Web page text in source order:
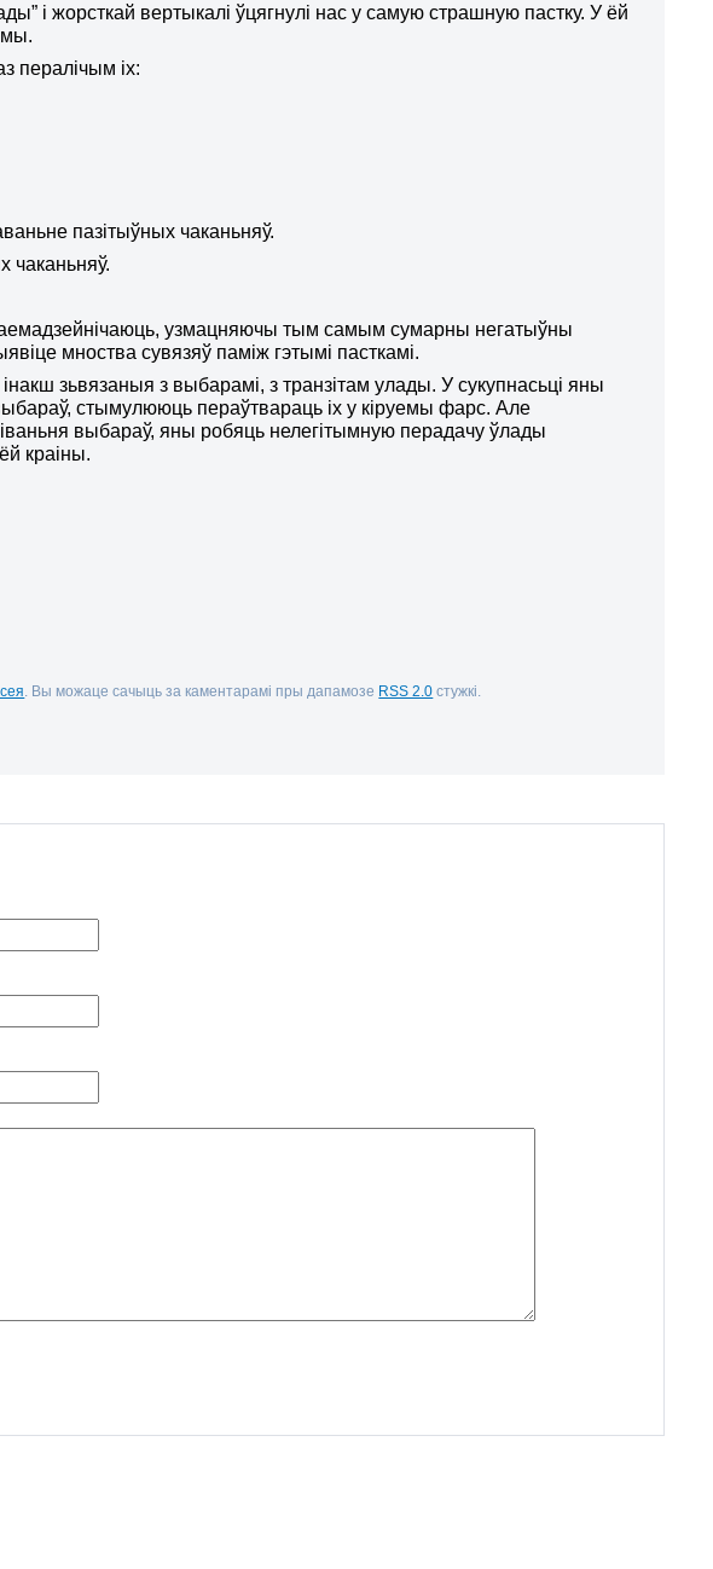
і жорсткай вертыкалі ўцягнулі нас у самую страшную пастку. У ёй
пералічым іх:
пазітыўных чаканьняў.
чаканьняў.
узмацняючы тым самым сумарны негатыўны
мноства сувязяў паміж гэтымі пасткамі.
зьвязаныя з выбарамі, з транзітам улады. У сукупнасьці яны
стымулююць пераўтвараць іх у кіруемы фарс. Але
выбараў, яны робяць нелегітымную перадачу ўлады
краіны.
. Вы можаце сачыць за каментарамі пры дапамозе RSS 2.0 стужкі.